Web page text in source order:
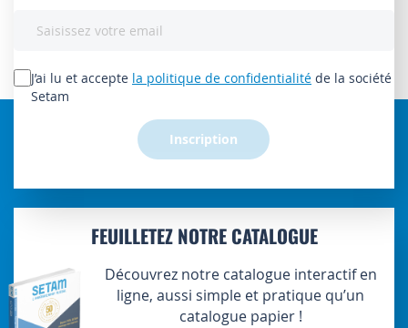
lettre
d’information
J’ai lu et accepte la politique de confidentialité de la société
Setam
Inscription
FEUILLETEZ NOTRE CATALOGUE
Découvrez notre catalogue interactif en
ligne, aussi simple et pratique qu’un
catalogue papier !